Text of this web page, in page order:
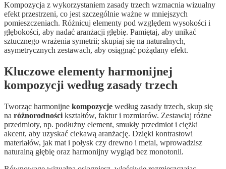
Kompozycja z wykorzystaniem zasady trzech wzmacnia wizualny
efekt przestrzeni, co jest szczególnie ważne w mniejszych
pomieszczeniach. Różnicuj elementy pod względem wysokości i
głębokości, aby nadać aranżacji głębię. Pamiętaj, aby unikać
sztucznego wrażenia symetrii; skupiaj się na naturalnych,
asymetrycznych zestawach, aby osiągnąć pożądany efekt.
Kluczowe elementy harmonijnej
kompozycji według zasady trzech
Tworząc harmonijne kompozycje według zasady trzech, skup się
na różnorodności kształtów, faktur i rozmiarów. Zestawiaj różne
przedmioty, np. podłużny element, smukły przedmiot i ciężki
akcent, aby uzyskać ciekawą aranżację. Dzięki kontrastowi
materiałów, jak mat i połysk czy drewno i metal, wprowadzisz
naturalną głębię oraz harmonijny wygląd bez monotonii.